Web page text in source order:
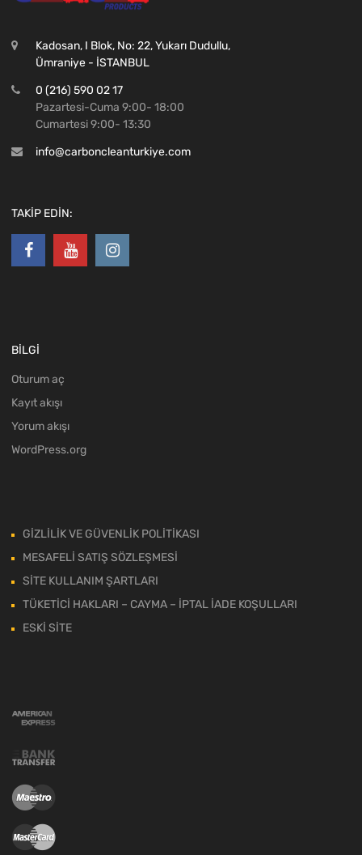
Kadosan, I Blok, No: 22, Yukarı Dudullu,
Ümraniye - İSTANBUL
0 (216) 590 02 17
Pazartesi-Cuma 9:00- 18:00
Cumartesi 9:00- 13:30
info@carboncleanturkiye.com
TAKİP EDİN:
BİLGİ
Oturum aç
Kayıt akışı
Yorum akışı
WordPress.org
GİZLİLİK VE GÜVENLİK POLİTİKASI
MESAFELİ SATIŞ SÖZLEŞMESİ
SİTE KULLANIM ŞARTLARI
TÜKETİCİ HAKLARI – CAYMA – İPTAL İADE KOŞULLARI
ESKİ SİTE